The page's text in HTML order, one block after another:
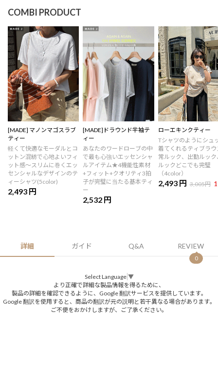
COMBI PRODUCT
[MADE] マノンマゴスラブ
ティー
軽くて快適なモーダルとコ
ットン混紡で心地よいフィ
ット感～スリムに巻くエッ
センシャルなデザインのテ
ィーシャツ(5color)
2,493 円
[MADE]ドラウンド半袖テ
ィー
あなたのワードローブの中
で最も心強いエッセンシャ
ルアイテム★4機能性素材
+フィット+クオリティ3拍
子が完璧に当たる基本ティ
ー
2,532 円
ローエキンクティー
Tシャツのようにシュ
着てくれるティブラウ
常ルック、出勤ルック
ルックどこでも完璧
（4color）
2,493 円 3,005円
詳細 ガイド Q&A REVIEW
0
Select Language ▼
より正確で詳細な製品情報を得るために、
製品の詳細を確認できるように、Google 翻訳サービスを提供しています。
Google 翻訳を使用すると、商品の翻訳が元の説明と若干異なる場合があります。
ご不便をおかけしますが、ご了承ください。